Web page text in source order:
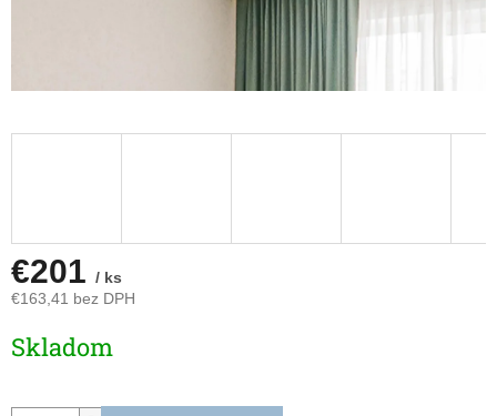
€201 / ks
€163,41 bez DPH
cena:
Skladom